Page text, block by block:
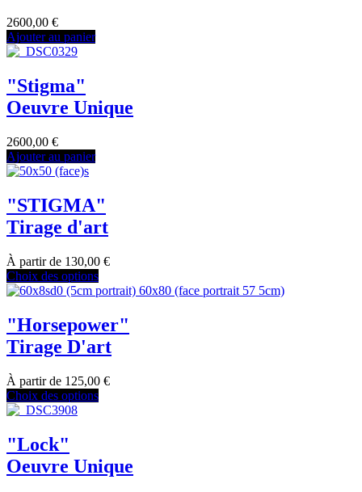
2600,00 €
Ajouter au panier
"Stigma"
Oeuvre Unique
2600,00 €
Ajouter au panier
"STIGMA"
Tirage d'art
À partir de 130,00 €
Choix des options
"Horsepower"
Tirage D'art
À partir de 125,00 €
Choix des options
"Lock"
Oeuvre Unique